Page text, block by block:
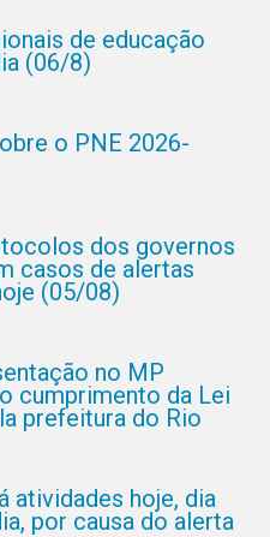
de educação
(06/8)
o PNE 2026-
dos governos
casos de alertas
(05/08)
no MP
cumprimento da Lei
prefeitura do Rio
atividades hoje, dia
por causa do alerta